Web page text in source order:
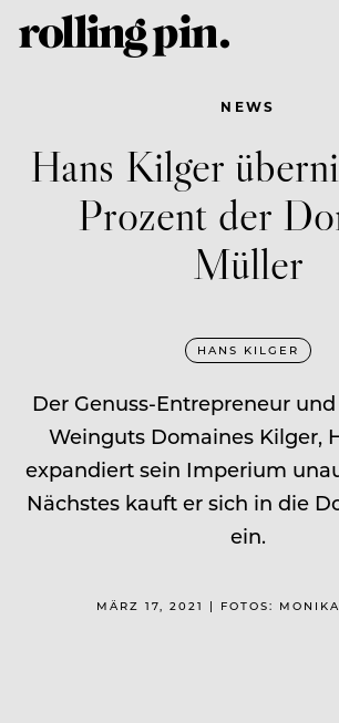
NEWS
Hans Kilger
Prozent der
Müller
HANS KILGER
Der Genuss-Entrepreneur
Weinguts Domaines Kilger,
expandiert sein Imperium
Nächstes kauft er sich in die
ein.
MÄRZ 17, 2021 | FOTOS: